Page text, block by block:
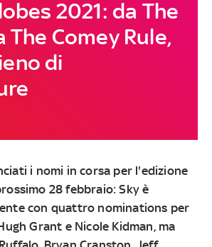
2021: da The
The Comey Rule,
di
i nomi in corsa per l'edizione
28 febbraio: Sky è
con quattro nominations per
Grant e Nicole Kidman, ma